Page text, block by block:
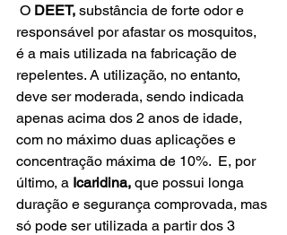
O DEET, substância de forte odor e
responsável por afastar os mosquitos,
é a mais utilizada na fabricação de
repelentes. A utilização, no entanto,
deve ser moderada, sendo indicada
apenas acima dos 2 anos de idade,
com no máximo duas aplicações e
concentração máxima de 10%.  E, por
último, a Icaridina, que possui longa
duração e segurança comprovada, mas
só pode ser utilizada a partir dos 3